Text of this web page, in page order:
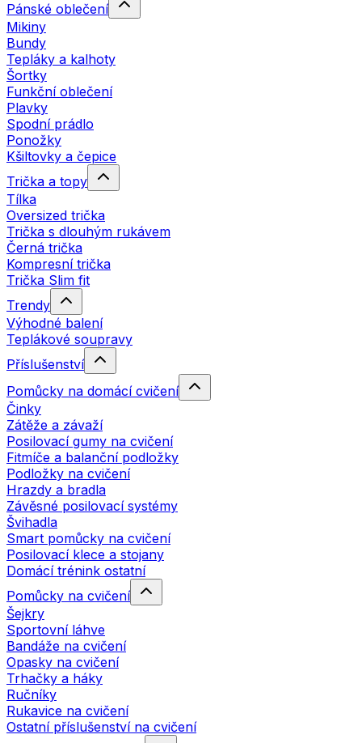
Pánské oblečení
Mikiny
Bundy
Tepláky a kalhoty
Šortky
Funkční oblečení
Plavky
Spodní prádlo
Ponožky
Kšiltovky a čepice
Trička a topy
Tílka
Oversized trička
Trička s dlouhým rukávem
Černá trička
Kompresní trička
Trička Slim fit
Trendy
Výhodné balení
Teplákové soupravy
Příslušenství
Pomůcky na domácí cvičení
Činky
Zátěže a závaží
Posilovací gumy na cvičení
Fitmíče a balanční podložky
Podložky na cvičení
Hrazdy a bradla
Závěsné posilovací systémy
Švihadla
Smart pomůcky na cvičení
Posilovací klece a stojany
Domácí trénink ostatní
Pomůcky na cvičení
Šejkry
Sportovní láhve
Bandáže na cvičení
Opasky na cvičení
Trhačky a háky
Ručníky
Rukavice na cvičení
Ostatní příslušenství na cvičení